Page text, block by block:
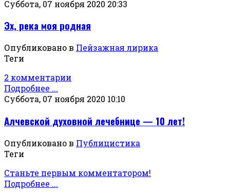
Суббота, 07 ноября 2020 20:33
Эх, река моя родная
Опубликовано в Пейзажная лирика
Теги
2 комментарии
Подробнее ...
Суббота, 07 ноября 2020 10:10
Алчевской духовной лечебнице — 10 лет!
Опубликовано в Публицистика
Теги
Станьте первым комментатором!
Подробнее ...